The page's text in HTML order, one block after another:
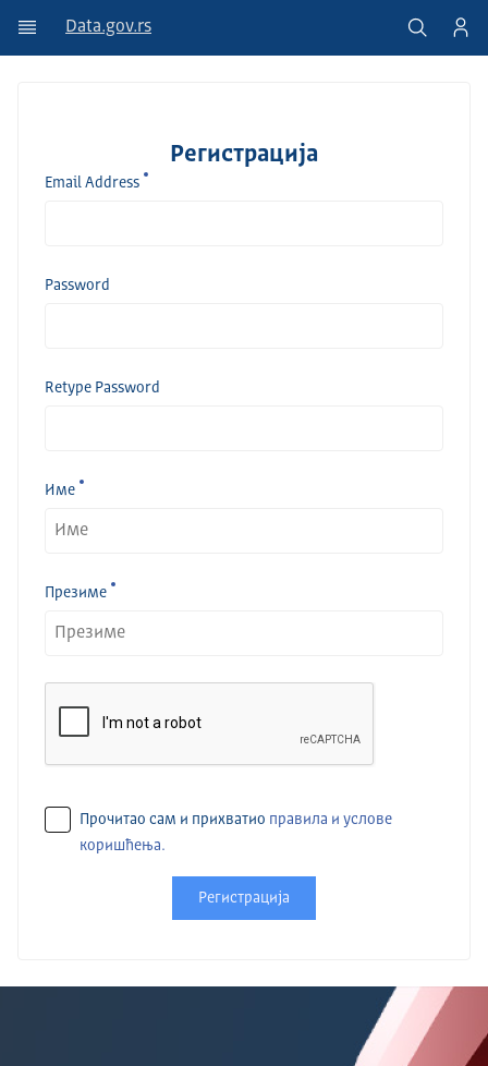
Data.gov.rs
Регистрација
Email Address
Password
Retype Password
Име
Презиме
Прочитао сам и прихватио правила и услове
коришћења.
Регистрација